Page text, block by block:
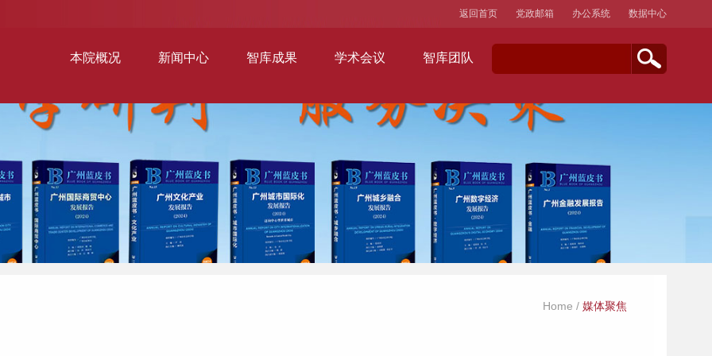
本院概况 新闻中心 智库成果 学术会议 智库团队
返回首页 党政邮箱 办公系统 数据中心
Home / 媒体聚焦